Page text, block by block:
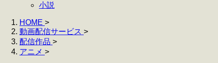
小説
HOME >
動画配信サービス >
配信作品 >
アニメ >